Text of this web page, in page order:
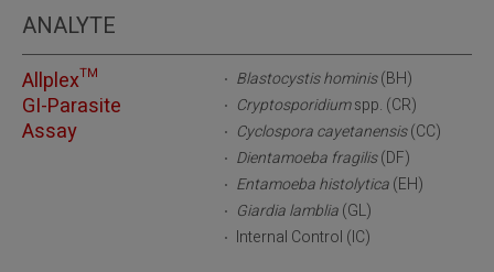
ANALYTE
Allplex™
GI-Parasite
Assay
Blastocystis hominis(BH)
Cryptosporidiumspp. (CR)
Cyclospora cayetanensis(CC)
Dientamoeba fragilis(DF)
Entamoeba histolytica(EH)
Giardia lamblia(GL)
Internal Control (IC)